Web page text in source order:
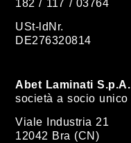
182 / 117 / 03764
USt-ldNr.
DE276320814
Abet Laminati S.p.A.
società a socio unico
Viale Industria 21
12042 Bra (CN)